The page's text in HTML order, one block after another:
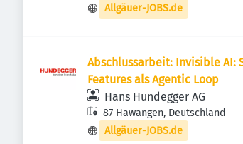
Deutschland
Allgäuer-JOBS.de
Abschlussarbeit: Invisible AI:
Features als Agentic Loop
Hans Hundegger AG
87 Hawangen, Deutschland
Allgäuer-JOBS.de